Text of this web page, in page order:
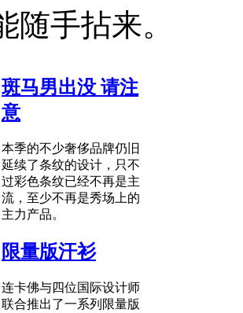
随手拈来。
斑马男出没 请注
意
本季的不少奢侈品牌仍旧
延续了条纹的设计，只不
过彩色条纹已经不再是主
流，至少不再是秀场上的
主力产品。
限量版汗衫
连卡佛与四位国际设计师
联合推出了一系列限量版